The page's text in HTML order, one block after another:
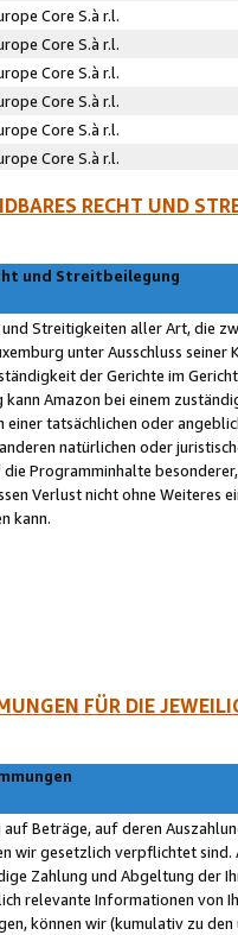
Core S.à r.l.
Core S.à r.l.
Core S.à r.l.
Core S.à r.l.
Core S.à r.l.
Core S.à r.l.
RECHT UND
und Streitbeilegung
Streitigkeiten aller Art, die
unter Ausschluss
der Gerichte im
kann Amazon bei einem
einer tatsächlichen oder
natürlichen oder
die Programminhalte
Verlust nicht ohne Weiteres
kann.
FÜR DIE
Beträge, auf deren
wir gesetzlich verpflichtet
Zahlung und Abgeltung der
relevante Informationen von
können wir (kumulativ zu